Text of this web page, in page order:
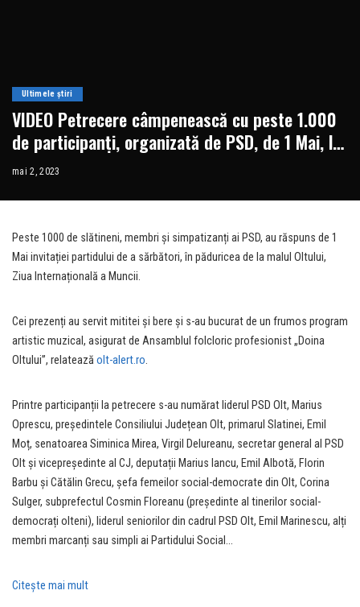
Ultimele știri
VIDEO Petrecere câmpenească cu peste 1.000
de participanți, organizată de PSD, de 1 Mai, la
Slatina
mai 2, 2023
Peste 1000 de slătineni, membri și simpatizanți ai PSD, au răspuns de 1
Mai invitației partidului de a sărbători, în păduricea de la malul Oltului,
Ziua Internațională a Muncii.
Cei prezenți au servit mititei și bere și s-au bucurat de un frumos program
artistic muzical, asigurat de Ansamblul folcloric profesionist „Doina
Oltului”, relatează olt-alert.ro.
Printre participanții la petrecere s-au numărat liderul PSD Olt, Marius
Oprescu, președintele Consiliului Județean Olt, primarul Slatinei, Emil
Moț, senatoarea Siminica Mirea, Virgil Delureanu, secretar general al PSD
Olt și vicepreședinte al CJ, deputații Marius Iancu, Emil Albotă, Florin
Barbu și Cătălin Grecu, șefa femeilor social-democrate din Olt, Corina
Sulger, subprefectul Cosmin Floreanu (președinte al tinerilor social-
democrați olteni), liderul seniorilor din cadrul PSD Olt, Emil Marinescu, alți
membri marcanți sau simpli ai Partidului Social…
Citeşte mai mult